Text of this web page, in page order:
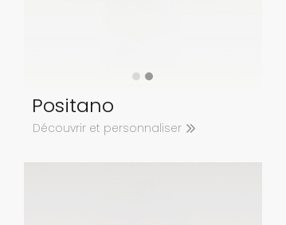
Positano
Découvrir et personnaliser